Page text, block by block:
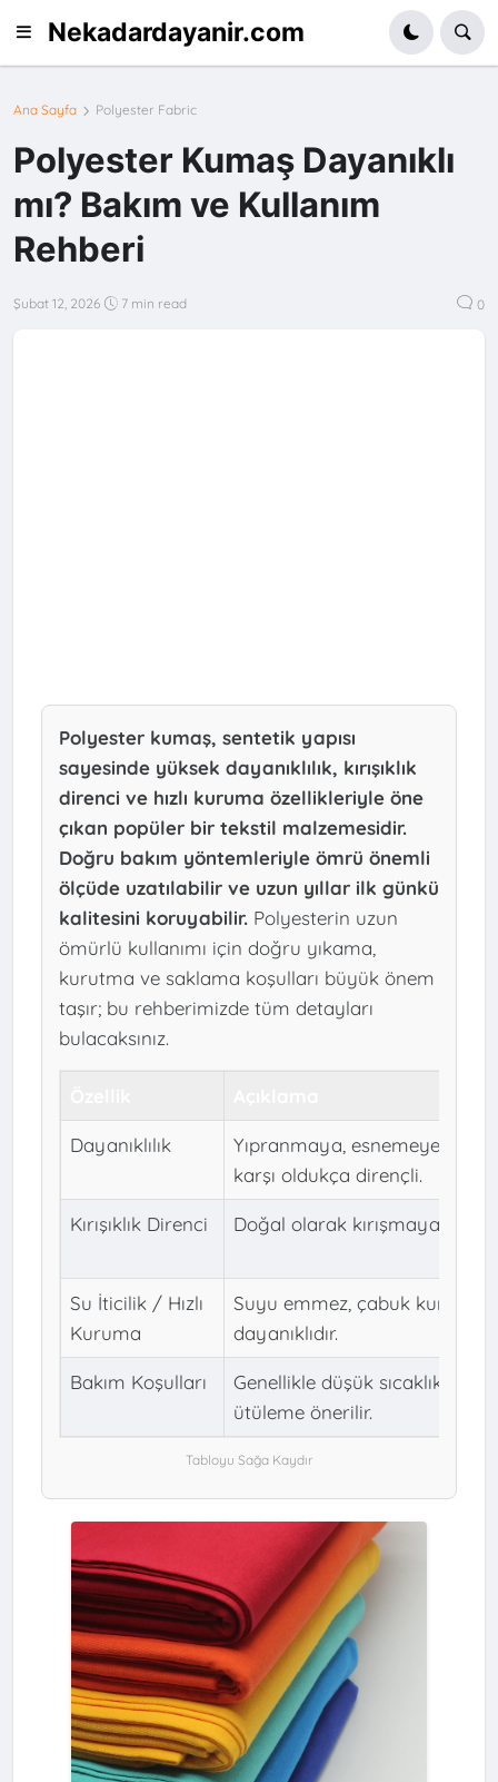
Nekadardayanir.com
Ana Sayfa Polyester Fabric
Polyester Kumaş Dayanıklı
mı? Bakım ve Kullanım
Rehberi
Şubat 12, 2026 7 min read 0
Polyester kumaş, sentetik yapısı
sayesinde yüksek dayanıklılık, kırışıklık
direnci ve hızlı kuruma özellikleriyle öne
çıkan popüler bir tekstil malzemesidir.
Doğru bakım yöntemleriyle ömrü önemli
ölçüde uzatılabilir ve uzun yıllar ilk günkü
kalitesini koruyabilir.Polyesterin uzun
ömürlü kullanımı için doğru yıkama,
kurutma ve saklama koşulları büyük önem
taşır; bu rehberimizde tüm detayları
bulacaksınız.
Dayanıklılık
Yıpranmaya, esnemeye ve
karşı oldukça dirençli.
Kırışıklık Direnci Doğal olarak kırışmaya
Su İticilik / Hızlı
Kuruma
Suyu emmez, çabuk kurur,
dayanıklıdır.
Bakım Koşulları
Genellikle düşük sıcaklıkta
ütüleme önerilir.